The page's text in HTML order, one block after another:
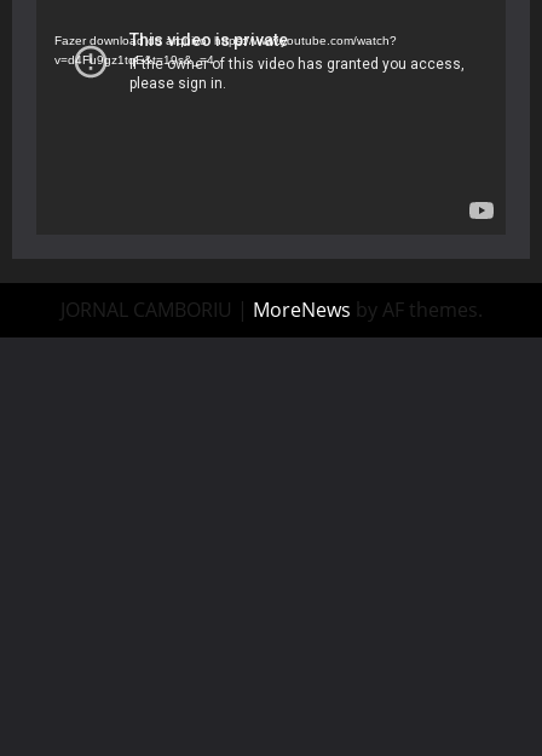
vídeo
Fazer download do arquivo: https://www.youtube.com/watch?
v=d4Fu9gz1tqE&t=19s&_=4
JORNAL CAMBORIU | MoreNews by AF themes.